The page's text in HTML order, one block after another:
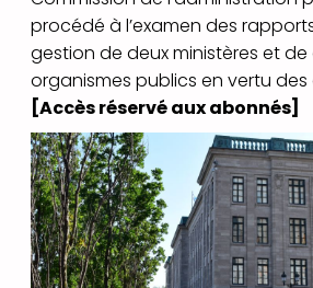
procédé à l’examen des
gestion de deux ministères et de
organismes publics en vertu des
[Accès réservé aux abonnés]